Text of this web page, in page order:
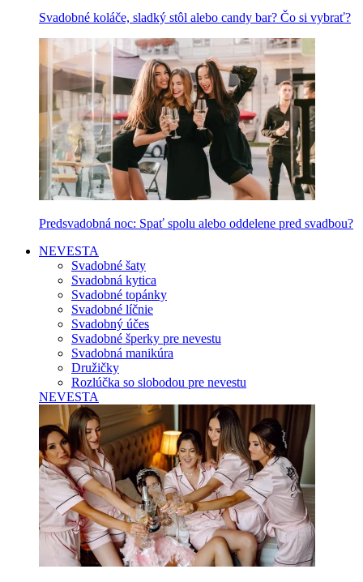
Svadobné koláče, sladký stôl alebo candy bar? Čo si vybrať?
Predsvadobná noc: Spať spolu alebo oddelene pred svadbou?
NEVESTA
Svadobné šaty
Svadobná kytica
Svadobné topánky
Svadobné líčnie
Svadobný účes
Svadobné šperky pre nevestu
Svadobná manikúra
Družičky
Rozlúčka so slobodou pre nevestu
NEVESTA